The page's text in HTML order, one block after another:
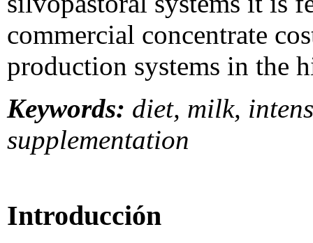
commercial concentrate
production systems in the
Keywords: diet, milk,
supplementation
Introducción